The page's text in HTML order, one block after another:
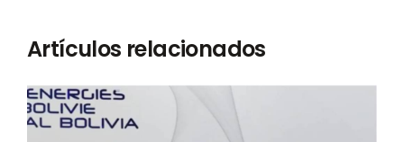
Artículos relacionados